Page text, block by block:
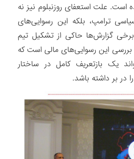
علت استعفای روزنبلوم نیز نه
ترامپ، بلکه این رسوایی‌های
گزارش‌ها حاکی از تشکیل تیم
این رسوایی‌های مالی است که
یک بازتعریف کامل در ساختار
در بر داشته باشد.